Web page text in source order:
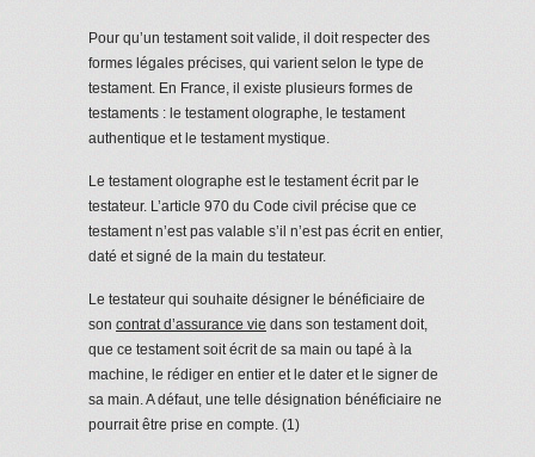
Pour qu’un testament soit valide, il doit respecter des
formes légales précises, qui varient selon le type de
testament. En France, il existe plusieurs formes de
testaments : le testament olographe, le testament
authentique et le testament mystique.
Le testament olographe est le testament écrit par le
testateur. L’article 970 du Code civil précise que ce
testament n’est pas valable s’il n’est pas écrit en entier,
daté et signé de la main du testateur.
Le testateur qui souhaite désigner le bénéficiaire de
son contrat d’assurance vie dans son testament doit,
que ce testament soit écrit de sa main ou tapé à la
machine, le rédiger en entier et le dater et le signer de
sa main. A défaut, une telle désignation bénéficiaire ne
pourrait être prise en compte. (1)